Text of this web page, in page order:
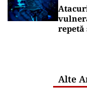
repetă
Alte